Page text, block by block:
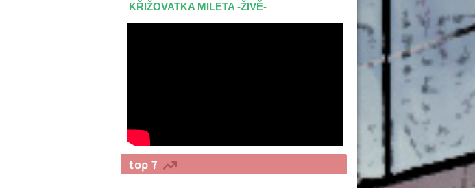
KŘIŽOVATKA MILETA -ŽIVĚ-